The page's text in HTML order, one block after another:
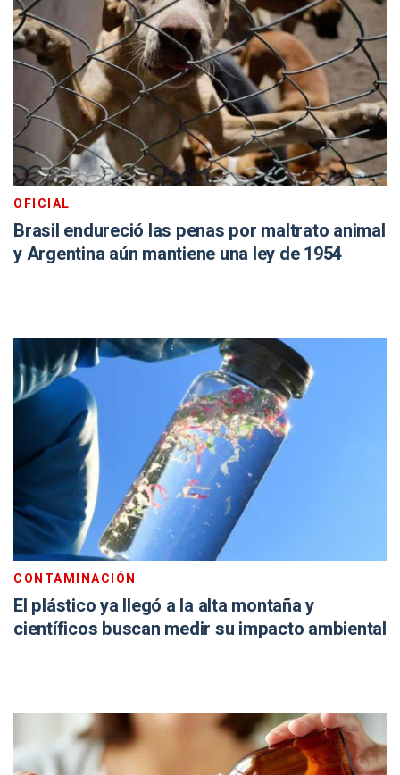
OFICIAL
Brasil endureció las penas por maltrato animal
y Argentina aún mantiene una ley de 1954
CONTAMINACIÓN
El plástico ya llegó a la alta montaña y
científicos buscan medir su impacto ambiental